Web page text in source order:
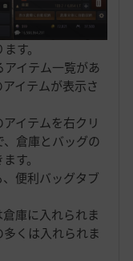
す。
イテム一覧があ
イテムが表示さ
イテムを右クリ
倉庫とバッグの
す。
便利バッグタブ
庫に入れられま
くは入れられま